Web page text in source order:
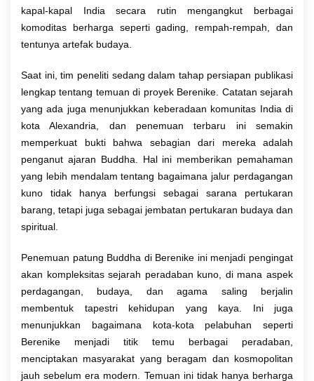
kapal-kapal India secara rutin mengangkut berbagai
komoditas berharga seperti gading, rempah-rempah, dan
tentunya artefak budaya.
Saat ini, tim peneliti sedang dalam tahap persiapan publikasi
lengkap tentang temuan di proyek Berenike. Catatan sejarah
yang ada juga menunjukkan keberadaan komunitas India di
kota Alexandria, dan penemuan terbaru ini semakin
memperkuat bukti bahwa sebagian dari mereka adalah
penganut ajaran Buddha. Hal ini memberikan pemahaman
yang lebih mendalam tentang bagaimana jalur perdagangan
kuno tidak hanya berfungsi sebagai sarana pertukaran
barang, tetapi juga sebagai jembatan pertukaran budaya dan
spiritual.
Penemuan patung Buddha di Berenike ini menjadi pengingat
akan kompleksitas sejarah peradaban kuno, di mana aspek
perdagangan, budaya, dan agama saling berjalin
membentuk tapestri kehidupan yang kaya. Ini juga
menunjukkan bagaimana kota-kota pelabuhan seperti
Berenike menjadi titik temu berbagai peradaban,
menciptakan masyarakat yang beragam dan kosmopolitan
jauh sebelum era modern. Temuan ini tidak hanya berharga